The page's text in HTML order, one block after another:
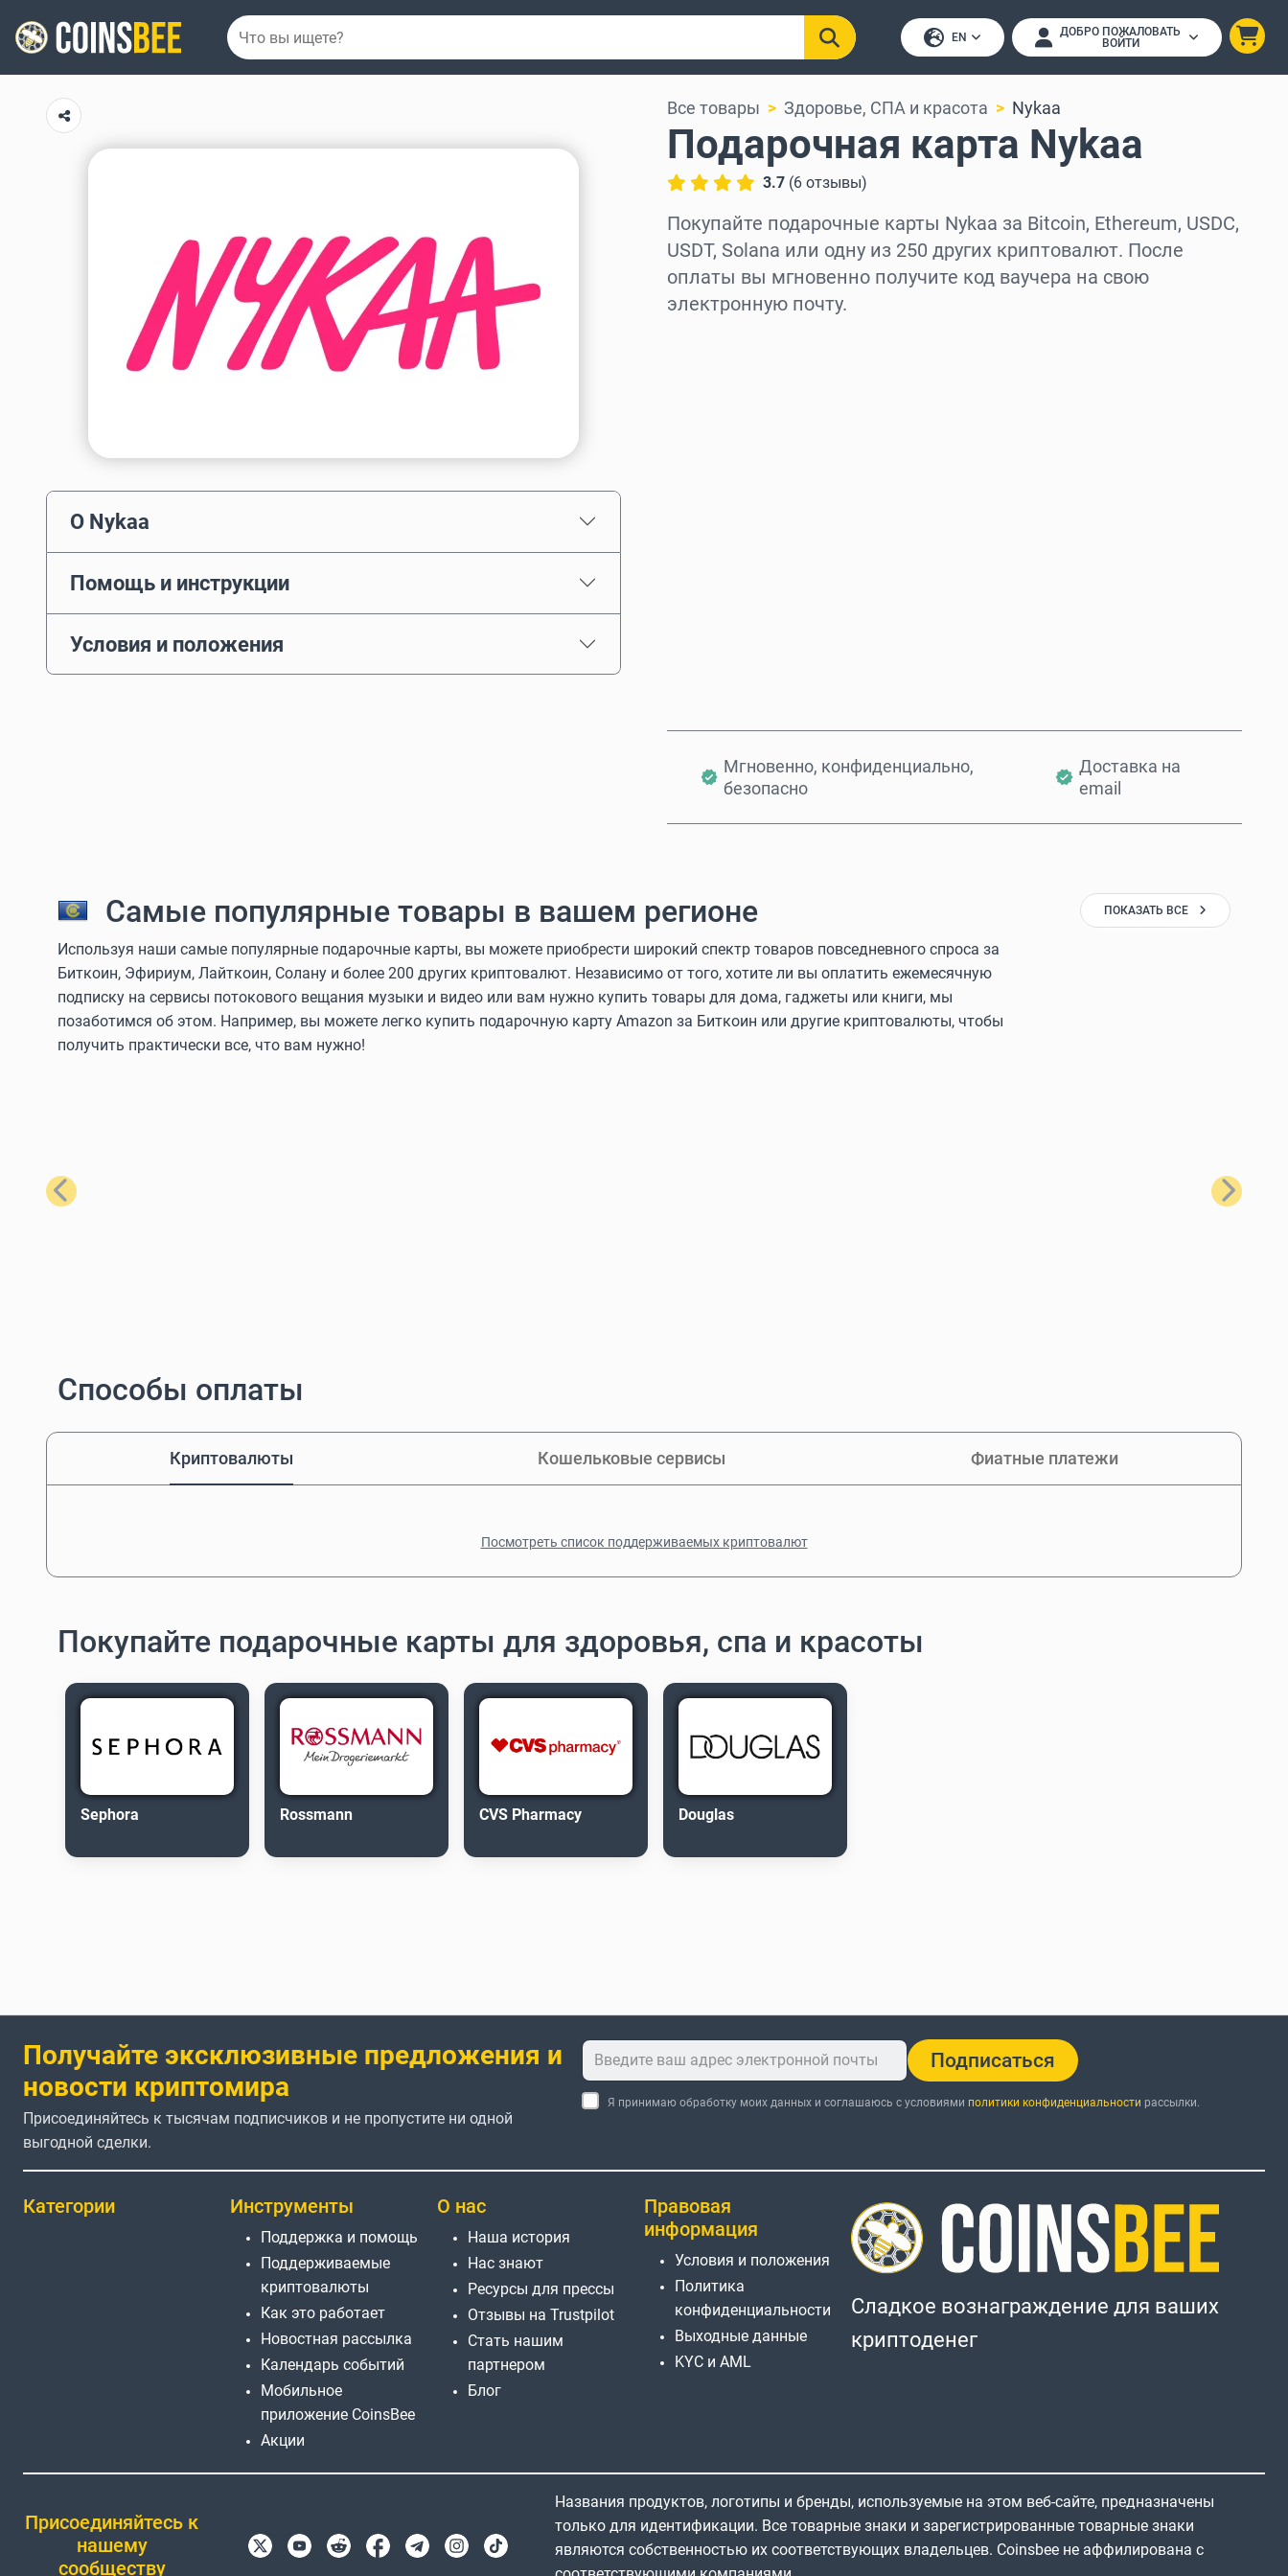
EN
ДОБРО ПОЖАЛОВАТЬ
ВОЙТИ
О Nykaa
Помощь и инструкции
Условия и положения
Все товары Здоровье, СПА и красота Nykaa
Подарочная карта Nykaa
3.7 (6 отзывы)
Покупайте подарочные карты Nykaa за Bitcoin, Ethereum, USDC,
USDT, Solana или одну из 250 других криптовалют. После
оплаты вы мгновенно получите код ваучера на свою
электронную почту.
Мгновенно, конфиденциально,
безопасно
Доставка на
email
Самые популярные товары в вашем регионе
Используя наши самые популярные подарочные карты, вы можете приобрести широкий спектр товаров повседневного спроса за
Биткоин, Эфириум, Лайткоин, Солану и более 200 других криптовалют. Независимо от того, хотите ли вы оплатить ежемесячную
подписку на сервисы потокового вещания музыки и видео или вам нужно купить товары для дома, гаджеты или книги, мы
позаботимся об этом. Например, вы можете легко купить подарочную карту Amazon за Биткоин или другие криптовалюты, чтобы
получить практически все, что вам нужно!
ПОКАЗАТЬ ВСЕ
Назад Далее
Способы оплаты
Криптовалюты Кошельковые сервисы Фиатные платежи
Посмотреть список поддерживаемых криптовалют
Покупайте подарочные карты для здоровья, спа и красоты
Sephora Rossmann CVS Pharmacy Douglas
Получайте эксклюзивные предложения и
новости криптомира
Присоединяйтесь к тысячам подписчиков и не пропустите ни одной
выгодной сделки.
Подписаться
Я принимаю обработку моих данных и соглашаюсь с условиями политики конфиденциальности рассылки.
Категории Инструменты
Поддержка и помощь
Поддерживаемые
криптовалюты
Как это работает
Новостная рассылка
Календарь событий
Мобильное
приложение CoinsBee
Акции
О нас
Наша история
Нас знают
Ресурсы для прессы
Отзывы на Trustpilot
Стать нашим
партнером
Блог
Правовая
информация
Условия и положения
Политика
конфиденциальности
Выходные данные
KYC и AML
Сладкое вознаграждение для ваших
криптоденег
Присоединяйтесь к
нашему
сообществу
Названия продуктов, логотипы и бренды, используемые на этом веб-сайте, предназначены
только для идентификации. Все товарные знаки и зарегистрированные товарные знаки
являются собственностью их соответствующих владельцев. Coinsbee не аффилирована с